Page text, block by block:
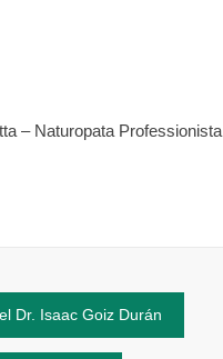
– Naturopata Professionista
Dr. Isaac Goiz Durán